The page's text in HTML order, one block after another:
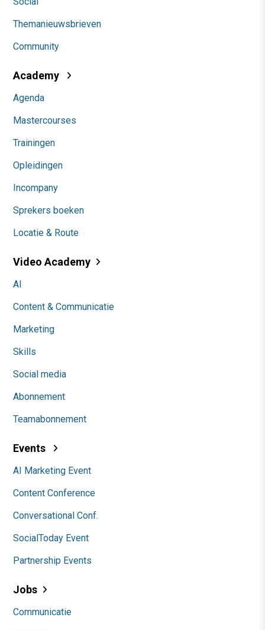
Themanieuwsbrieven
Community
Academy
Agenda
Mastercourses
Trainingen
Opleidingen
Incompany
Sprekers boeken
Locatie & Route
Video Academy
AI
Content & Communicatie
Marketing
Skills
Social media
Abonnement
Teamabonnement
Events
AI Marketing Event
Content Conference
Conversational Conf.
SocialToday Event
Partnership Events
Jobs
Communicatie